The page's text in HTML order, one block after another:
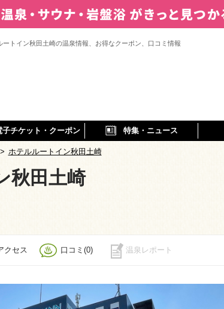
ートイン秋田土崎の温泉情報、お得なクーポン、口コミ情報
子チケット・クーポン 特集・ニュース
> ホテルルートイン秋田土崎
秋田土崎
クセス 口コミ(0) 温泉レポート